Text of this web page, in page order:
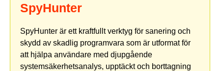
SpyHunter
SpyHunter är ett kraftfullt verktyg för sanering och
skydd av skadlig programvara som är utformat för
att hjälpa användare med djupgående
systemsäkerhetsanalys, upptäckt och borttagning